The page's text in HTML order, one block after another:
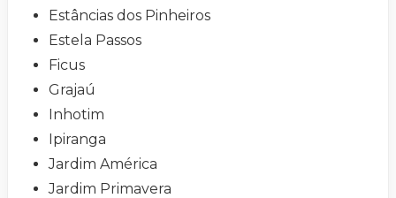
Estâncias dos Pinheiros
Estela Passos
Ficus
Grajaú
Inhotim
Ipiranga
Jardim América
Jardim Primavera